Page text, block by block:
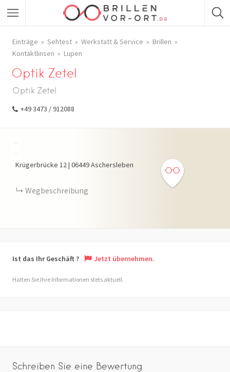
Einträge Sehtest Werkstatt & Service
Brillen
Kontaktlinsen
Lupen
Optik Zetel
Optik Zetel
+49 3473 / 912088
Krügerbrücke 12| 06449Aschersleben
Wegbeschreibung
Ist das Ihr Geschäft ? Jetzt übernehmen.
Halten Sie Ihre Informationen stets aktuell.
Schreiben Sie eine Bewertung